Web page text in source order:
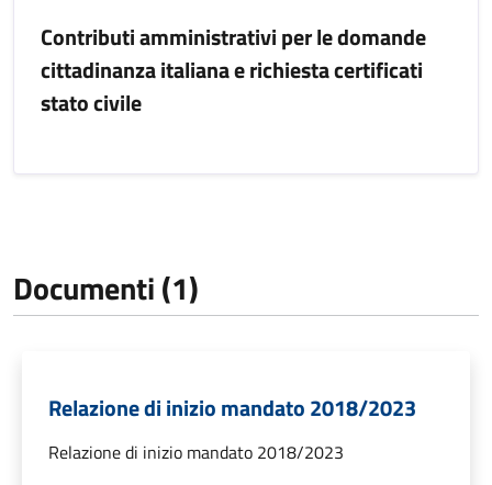
Contributi amministrativi per le domande
cittadinanza italiana e richiesta certificati
stato civile
Documenti (1)
Relazione di inizio mandato 2018/2023
Relazione di inizio mandato 2018/2023